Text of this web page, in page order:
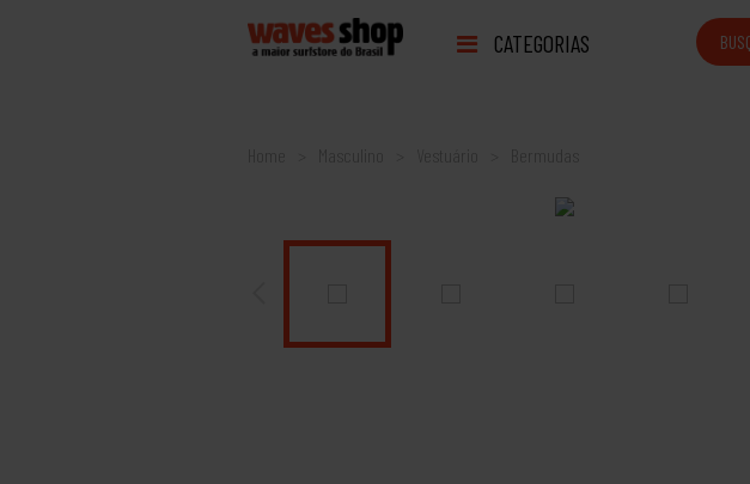
CATEGORIAS
Home Bermudas